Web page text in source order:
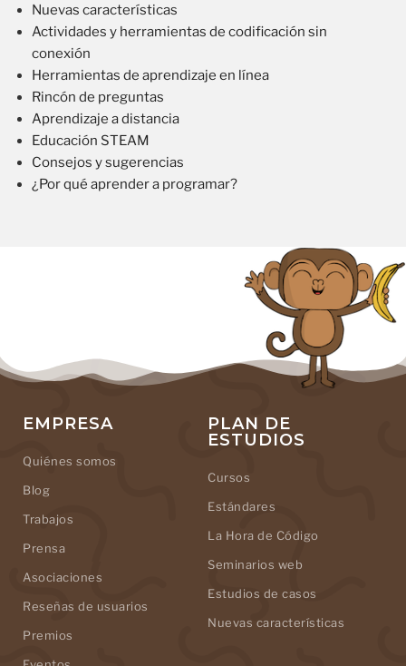
Nuevas características
Actividades y herramientas de codificación sin
conexión
Herramientas de aprendizaje en línea
Rincón de preguntas
Aprendizaje a distancia
Educación STEAM
Consejos y sugerencias
¿Por qué aprender a programar?
EMPRESA
Quiénes somos
Blog
Trabajos
Prensa
Asociaciones
Reseñas de usuarios
Premios
PLAN DE
ESTUDIOS
Cursos
Estándares
La Hora de Código
Seminarios web
Estudios de casos
Nuevas características